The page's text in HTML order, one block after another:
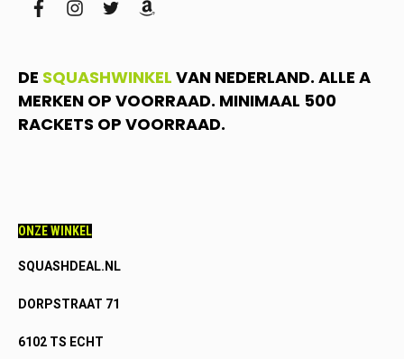
facebookinstagram
twitteramazon
DE SQUASHWINKEL VAN NEDERLAND. ALLE A
MERKEN OP VOORRAAD. MINIMAAL 500
RACKETS OP VOORRAAD.
ONZE WINKEL
SQUASHDEAL.NL
DORPSTRAAT 71
6102 TS ECHT